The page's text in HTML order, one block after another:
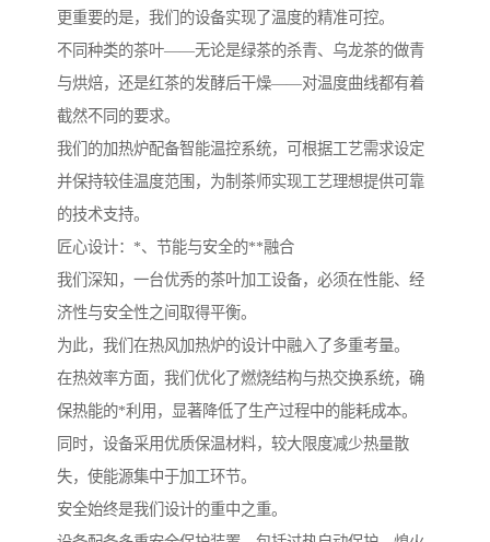
更重要的是，我们的设备实现了温度的精准可控。
不同种类的茶叶——无论是绿茶的杀青、乌龙茶的做青
与烘焙，还是红茶的发酵后干燥——对温度曲线都有着
截然不同的要求。
我们的加热炉配备智能温控系统，可根据工艺需求设定
并保持较佳温度范围，为制茶师实现工艺理想提供可靠
的技术支持。
匠心设计：*、节能与安全的**融合
我们深知，一台优秀的茶叶加工设备，必须在性能、经
济性与安全性之间取得平衡。
为此，我们在热风加热炉的设计中融入了多重考量。
在热效率方面，我们优化了燃烧结构与热交换系统，确
保热能的*利用，显著降低了生产过程中的能耗成本。
同时，设备采用优质保温材料，较大限度减少热量散
失，使能源集中于加工环节。
安全始终是我们设计的重中之重。